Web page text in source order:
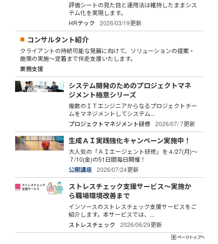
評価シートの見た目と運用法は維持したままシス
テム化を実現します。
HRテック
2026/03/19更新
コンサルタント紹介
クライアントの持続可能な発展に向けて、ソリューションの提案・
施策の実施～定着まで伴走支援いたします。
業務支援
システム開発のためのプロジェクトマネ
ジメント極意シリーズ
複数のＩＴエンジニアからなるプロジェクトチー
ムをマネジメントしてシステム...
プロジェクトマネジメント研修
2026/07/ 7更新
生成ＡＩ実践強化キャンペーン実施中！
大人気の「ＡＩエージェント研修」を４/27(月)～
７/10(金)の51日間毎日開催！
公開講座
2026/07/24更新
ストレスチェック支援サービス～実施か
ら職場環境改善まで
インソースのストレスチェック支援サービスをご
紹介します。本サービスでは、...
ストレスチェック
2026/06/29更新